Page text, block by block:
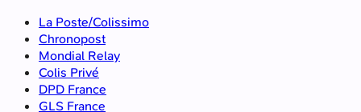
La Poste/Colissimo
Chronopost
Mondial Relay
Colis Privé
DPD France
GLS France